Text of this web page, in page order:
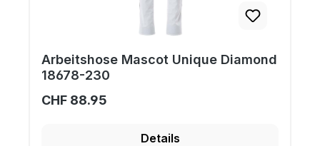
Arbeitshose Mascot Unique Diamond
18678-230
CHF 88.95
Details